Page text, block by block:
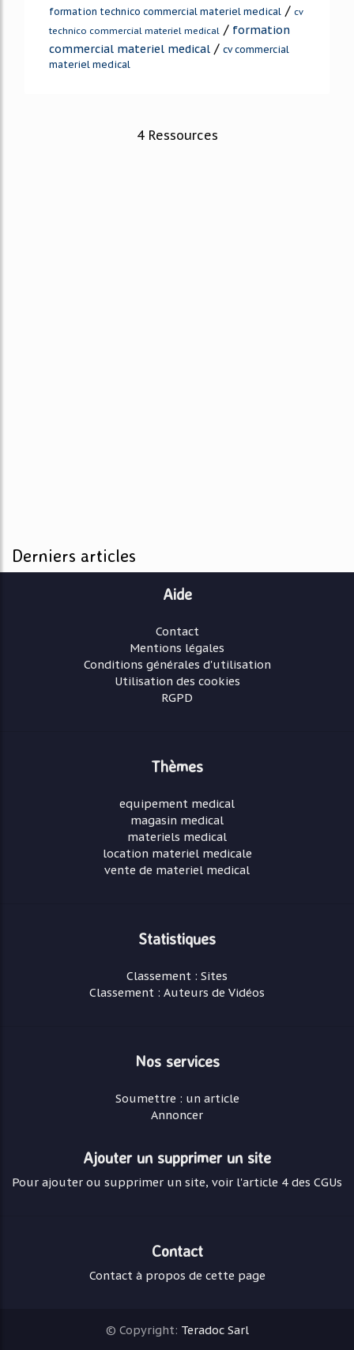
formation technico commercial materiel medical / cv
technico commercial materiel medical / formation
commercial materiel medical / cv commercial
materiel medical
4 Ressources
Derniers articles
Aide
Contact
Mentions légales
Conditions générales d'utilisation
Utilisation des cookies
RGPD
Thèmes
equipement medical
magasin medical
materiels medical
location materiel medicale
vente de materiel medical
Statistiques
Classement : Sites
Classement : Auteurs de Vidéos
Nos services
Soumettre : un article
Annoncer
Ajouter un supprimer un site
Pour ajouter ou supprimer un site, voir l'article 4 des CGUs
Contact
Contact à propos de cette page
© Copyright: Teradoc Sarl